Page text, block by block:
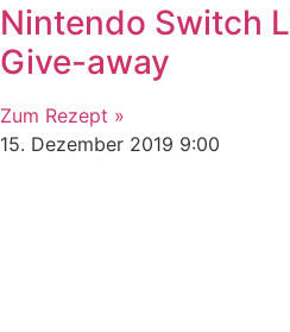
Nintendo Switch
Give-away
Zum Rezept »
15. Dezember 2019 9:00